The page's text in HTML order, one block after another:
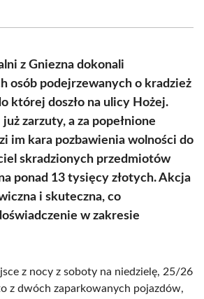
z Gniezna dokonali
osób podejrzewanych o kradzież
której doszło na ulicy Hożej.
zarzuty, a za popełnione
im kara pozbawienia wolności do
skradzionych przedmiotów
ponad 13 tysięcy złotych. Akcja
i skuteczna, co
w zakresie
z nocy z soboty na niedzielę, 25/26
z dwóch zaparkowanych pojazdów,